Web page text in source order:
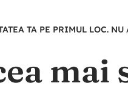
TA PE PRIMUL LOC.